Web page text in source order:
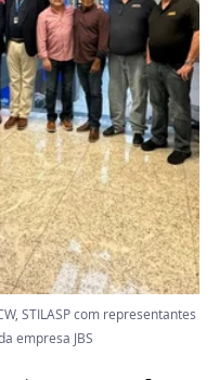
STILASP com representantes
empresa JBS